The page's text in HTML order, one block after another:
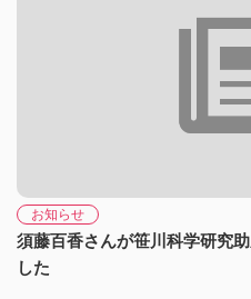
お知らせ
須藤百香さんが笹川科学研究
した